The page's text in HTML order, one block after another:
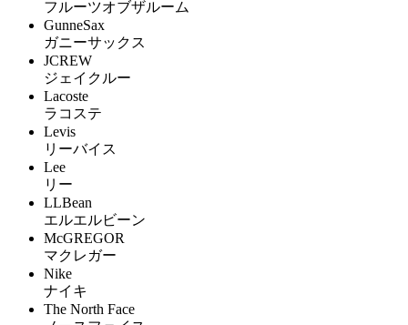
フルーツオブザルーム
GunneSax
ガニーサックス
JCREW
ジェイクルー
Lacoste
ラコステ
Levis
リーバイス
Lee
リー
LLBean
エルエルビーン
McGREGOR
マクレガー
Nike
ナイキ
The North Face